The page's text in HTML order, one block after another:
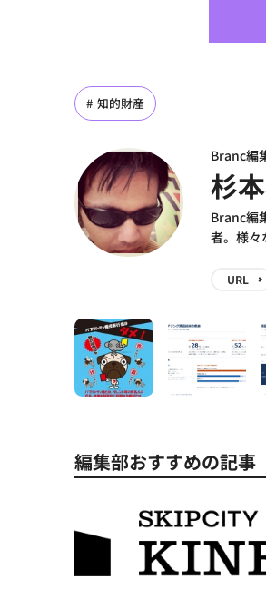
知的財産
Branc編
杉
Branc編
者。様々
URL
編集部おすすめの記事